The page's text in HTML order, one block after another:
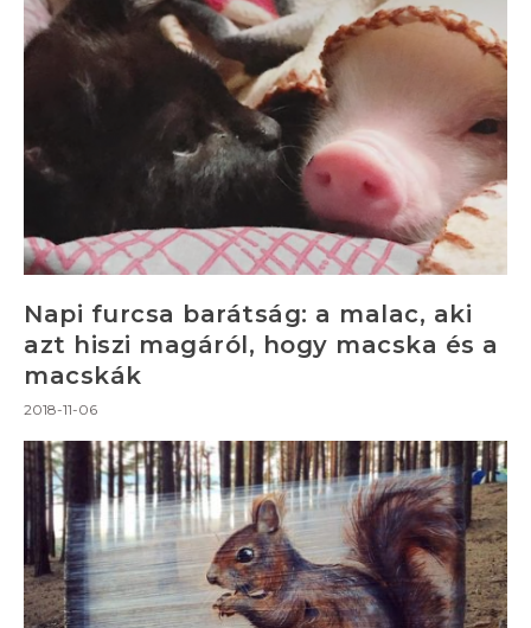
Napi furcsa barátság: a malac, aki
azt hiszi magáról, hogy macska és a
macskák
2018-11-06